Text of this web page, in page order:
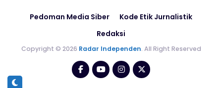
Pedoman Media Siber
Kode Etik Jurnalistik
Redaksi
Copyright © 2026 Radar Independen. All Right Reserved